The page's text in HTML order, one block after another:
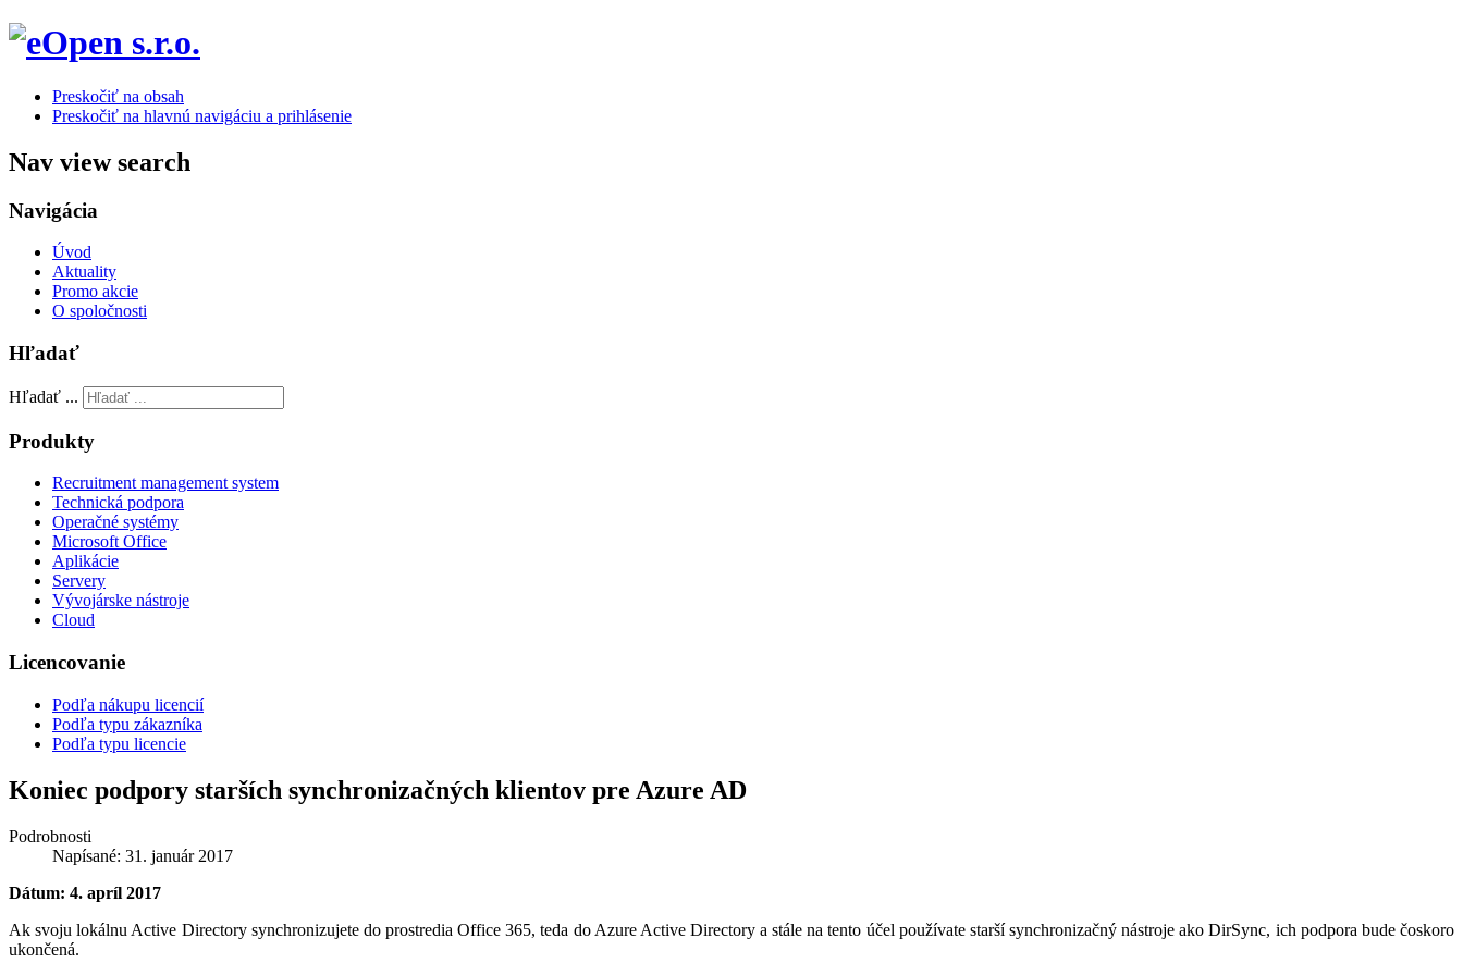
Preskočiť na obsah
Preskočiť na hlavnú navigáciu a prihlásenie
Nav view search
Navigácia
Úvod
Aktuality
Promo akcie
O spoločnosti
Hľadať
Hľadať ...
Produkty
Recruitment management system
Technická podpora
Operačné systémy
Microsoft Office
Aplikácie
Servery
Vývojárske nástroje
Cloud
Licencovanie
Podľa nákupu licencií
Podľa typu zákazníka
Podľa typu licencie
Koniec podpory starších synchronizačných klientov pre Azure AD
Podrobnosti
Napísané: 31. január 2017
Dátum: 4. apríl 2017
Ak svoju lokálnu Active Directory synchronizujete do prostredia Office 365, teda do Azure Active Directory a stále na tento účel používate starší synchronizačný nástroje ako DirSync, ich podpora bude čoskoro
ukončená.